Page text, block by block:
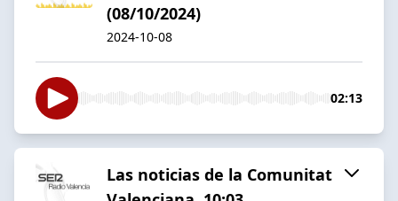
(08/10/2024)
2024-10-08
02:13
Las noticias de la Comunitat